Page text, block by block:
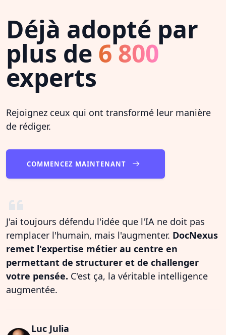
Déjà adopté par
plus de 6 800
experts
Rejoignez ceux qui ont transformé leur manière
de rédiger.
COMMENCEZ MAINTENANT
J'ai toujours défendu l'idée que l'IA ne doit pas
remplacer l'humain, mais l'augmenter. DocNexus
remet l'expertise métier au centre en
permettant de structurer et de challenger
votre pensée. C'est ça, la véritable intelligence
augmentée.
Luc Julia